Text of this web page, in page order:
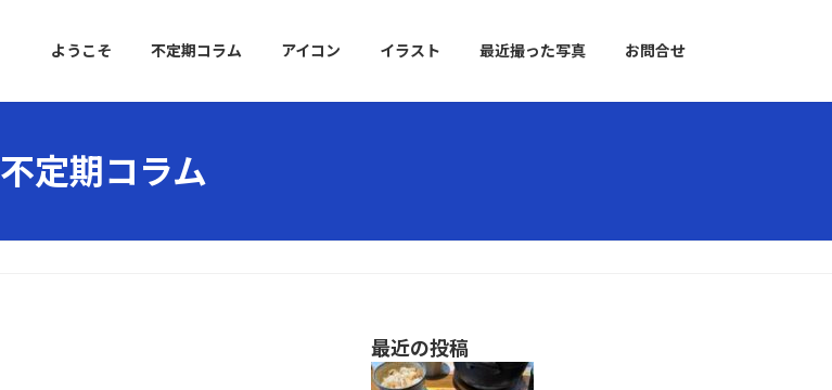
ようこそ 不定期コラム アイコン イラスト 最近撮った写真 お問合せ
不定期コラム
最近の投稿